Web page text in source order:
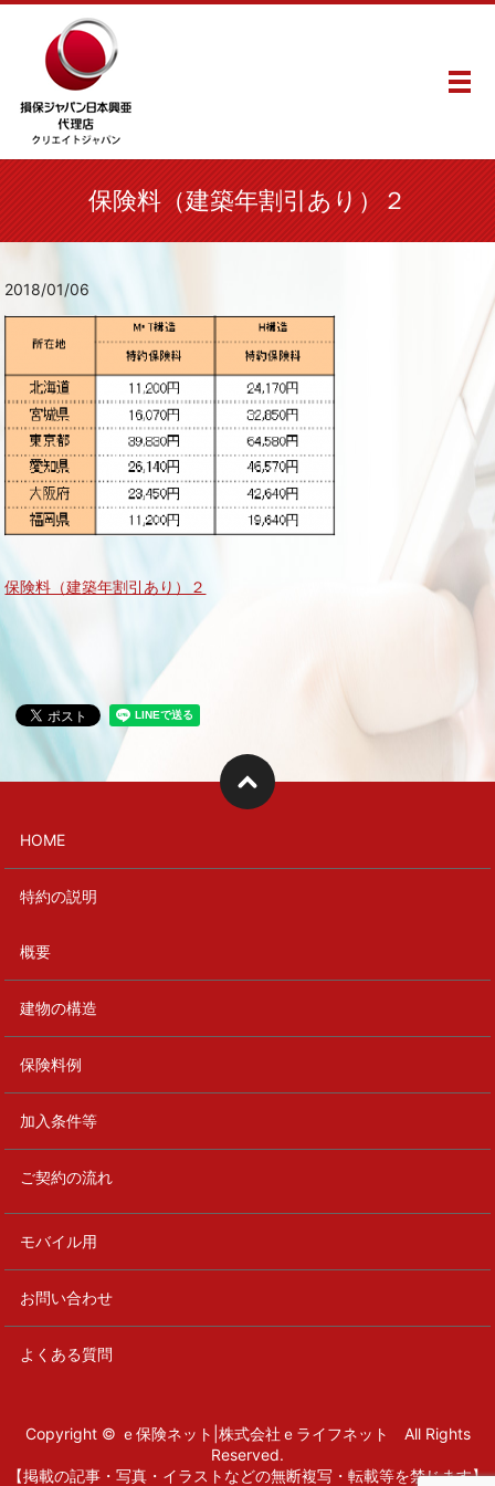
メ
保険料（建築年割引あり）２
2018/01/06
保険料（建築年割引あり）２
HOME
特約の説明
概要
建物の構造
保険料例
加入条件等
ご契約の流れ
モバイル用
お問い合わせ
よくある質問
Copyright © ｅ保険ネット|株式会社ｅライフネット All Rights
Reserved.
【掲載の記事・写真・イラストなどの無断複写・転載等を禁じます】